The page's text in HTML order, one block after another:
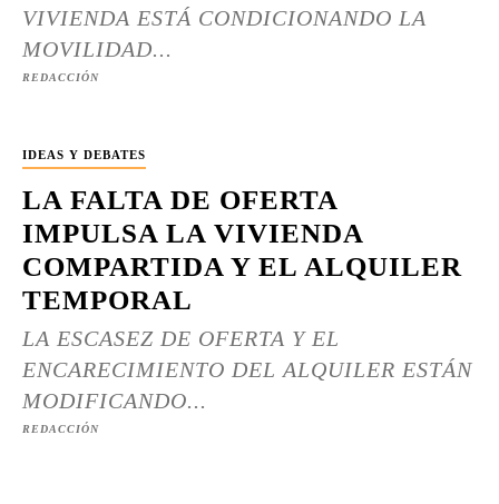
VIVIENDA ESTÁ CONDICIONANDO LA
MOVILIDAD...
REDACCIÓN
IDEAS Y DEBATES
LA FALTA DE OFERTA
IMPULSA LA VIVIENDA
COMPARTIDA Y EL ALQUILER
TEMPORAL
LA ESCASEZ DE OFERTA Y EL
ENCARECIMIENTO DEL ALQUILER ESTÁN
MODIFICANDO...
REDACCIÓN